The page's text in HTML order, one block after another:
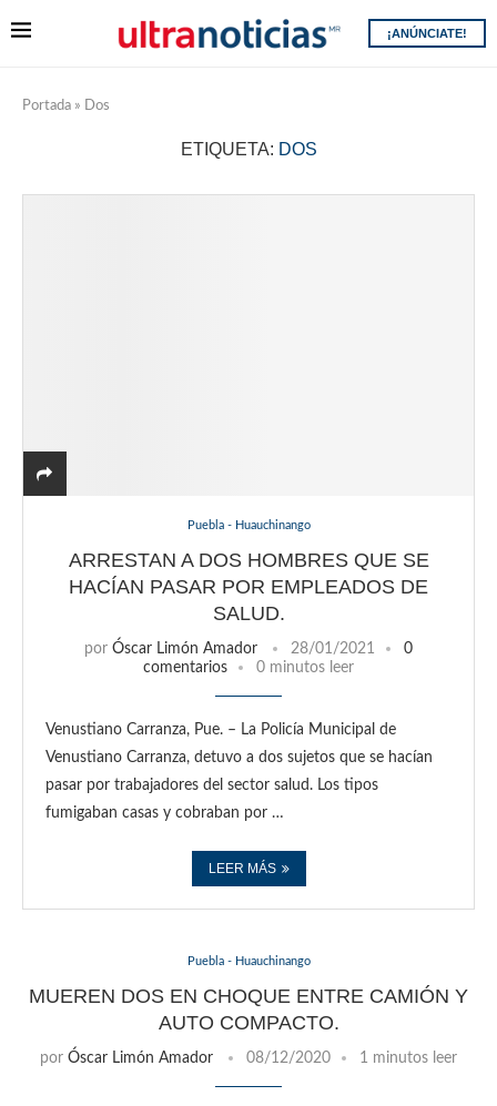
¡ANÚNCIATE!
Portada » Dos
ETIQUETA: DOS
Puebla - Huauchinango
ARRESTAN A DOS HOMBRES QUE SE
HACÍAN PASAR POR EMPLEADOS DE
SALUD.
por Óscar Limón Amador 28/01/2021
0
comentarios
0 minutos leer
Venustiano Carranza, Pue. – La Policía Municipal de
Venustiano Carranza, detuvo a dos sujetos que se hacían
pasar por trabajadores del sector salud. Los tipos
fumigaban casas y cobraban por …
LEER MÁS
Puebla - Huauchinango
MUEREN DOS EN CHOQUE ENTRE CAMIÓN Y
AUTO COMPACTO.
por Óscar Limón Amador 08/12/2020 1 minutos leer